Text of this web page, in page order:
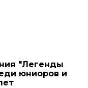
"Легенды
юниоров и